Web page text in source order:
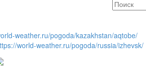
weather.ru/pogoda/kazakhstan/aqtobe/
world-weather.ru/pogoda/russia/izhevsk/